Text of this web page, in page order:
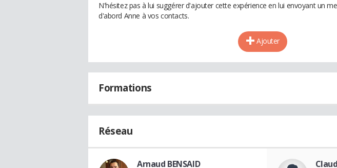
N'hésitez pas à lui suggérer d'ajouter cette expérience en lui envoyant un
d'abord Anne à vos contacts.
Ajouter
Formations
Réseau
Arnaud BENSAID